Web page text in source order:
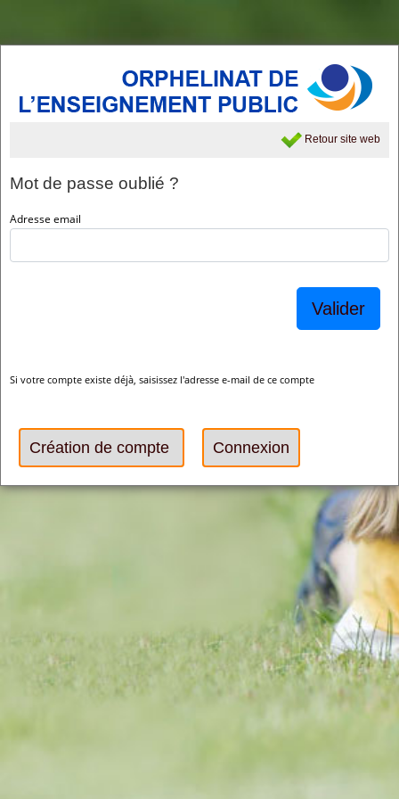
Retour site web
Mot de passe oublié ?
Adresse email
Valider
Si votre compte existe déjà, saisissez l'adresse e-mail de ce compte
Création de compte Connexion